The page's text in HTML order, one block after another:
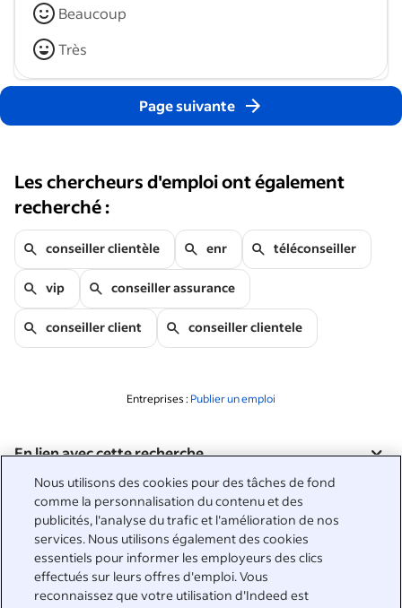
Nous utilisons des cookies pour des tâches de fond
comme la personnalisation du contenu et des
publicités, l'analyse du trafic et l'amélioration de nos
services. Nous utilisons également des cookies
essentiels pour informer les employeurs des clics
effectués sur leurs offres d'emploi. Vous
reconnaissez que votre utilisation d'Indeed est
Beaucoup
Très
Page suivante
Les chercheurs d'emploi ont également
recherché :
conseiller clientèle enr téléconseiller
vip conseiller assurance
conseiller client conseiller clientele
Entreprises : Publier un emploi
En lien avec cette recherche
&nbsp;
Connexion
&nbsp;
Chercheurs d'emploi
Aide
&nbsp;
Entreprises